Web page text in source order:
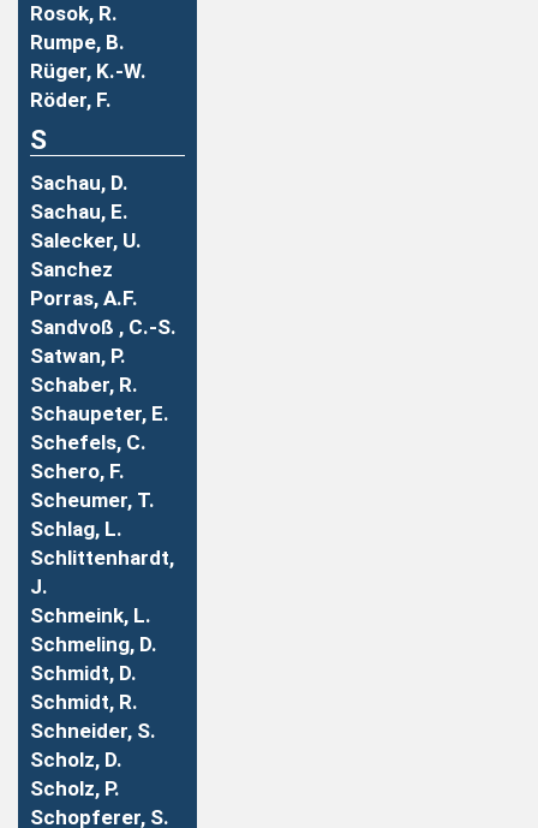
Rosok, R.
Rumpe, B.
Rüger, K.-W.
Röder, F.
S
Sachau, D.
Sachau, E.
Salecker, U.
Sanchez
Porras, A.F.
Sandvoß , C.-S.
Satwan, P.
Schaber, R.
Schaupeter, E.
Schefels, C.
Schero, F.
Scheumer, T.
Schlag, L.
Schlittenhardt,
J.
Schmeink, L.
Schmeling, D.
Schmidt, D.
Schmidt, R.
Schneider, S.
Scholz, D.
Scholz, P.
Schopferer, S.